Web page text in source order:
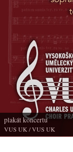
plakát koncertu
VUS UK / VUS UK